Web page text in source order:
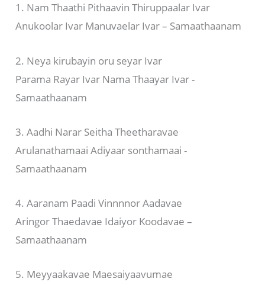
1. Nam Thaathi Pithaavin Thiruppaalar Ivar
Anukoolar Ivar Manuvaelar Ivar – Samaathaanam
2. Neya kirubayin oru seyar Ivar
Parama Rayar Ivar Nama Thaayar Ivar -
Samaathaanam
3. Aadhi Narar Seitha Theetharavae
Arulanathamaai Adiyaar sonthamaai -
Samaathaanam
4. Aaranam Paadi Vinnnnor Aadavae
Aringor Thaedavae Idaiyor Koodavae –
Samaathaanam
5. Meyyaakavae Maesaiyaavumae